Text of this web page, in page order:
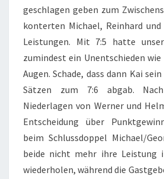
geschlagen geben zum
konterten Michael, Reinhard
Leistungen. Mit 7:5 hatte
zumindest ein Unentschieden
Augen. Schade, dass dann Kai
Sätzen zum 7:6 abgab.
Niederlagen von Werner und
Entscheidung über
beim Schlussdoppel Michael/
beide nicht mehr ihre Leistung
wiederholen, während die